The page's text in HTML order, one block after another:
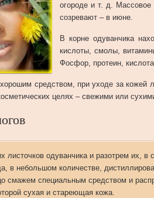
огороде и т. д.
созревают – в июне.
В корне одуванчика
кислоты, смолы,
Фосфор, протеин,
средством, при уходе за кожей
целях – свежими или
листочков одуванчика и разотрем их, в
в небольшом количестве,
смажем специальным средством и
сухая и стареющая кожа.